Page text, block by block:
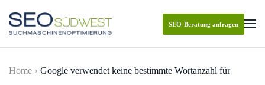
Skip to main content
SEO-Beratung anfragen
Home
Google verwendet keine bestimmte Wortanzahl für